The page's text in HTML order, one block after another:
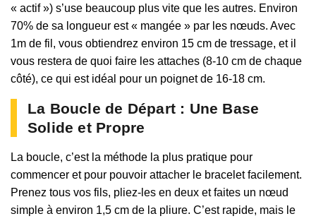
« actif ») s’use beaucoup plus vite que les autres. Environ
70% de sa longueur est « mangée » par les nœuds. Avec
1m de fil, vous obtiendrez environ 15 cm de tressage, et il
vous restera de quoi faire les attaches (8-10 cm de chaque
côté), ce qui est idéal pour un poignet de 16-18 cm.
La Boucle de Départ : Une Base
Solide et Propre
La boucle, c’est la méthode la plus pratique pour
commencer et pour pouvoir attacher le bracelet facilement.
Prenez tous vos fils, pliez-les en deux et faites un nœud
simple à environ 1,5 cm de la pliure. C’est rapide, mais le